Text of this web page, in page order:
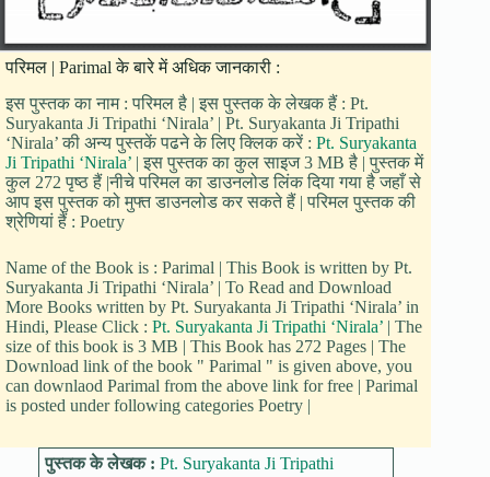
परिमल | Parimal के बारे में अधिक जानकारी :
इस पुस्तक का नाम : परिमल है | इस पुस्तक के लेखक हैं : Pt.
Suryakanta Ji Tripathi ‘Nirala’ | Pt. Suryakanta Ji Tripathi
‘Nirala’ की अन्य पुस्तकें पढने के लिए क्लिक करें : Pt. Suryakanta
Ji Tripathi ‘Nirala’ | इस पुस्तक का कुल साइज 3 MB है | पुस्तक में
कुल 272 पृष्ठ हैं |नीचे परिमल का डाउनलोड लिंक दिया गया है जहाँ से
आप इस पुस्तक को मुफ्त डाउनलोड कर सकते हैं | परिमल पुस्तक की
श्रेणियां हैं : Poetry
Name of the Book is : Parimal | This Book is written by Pt.
Suryakanta Ji Tripathi ‘Nirala’ | To Read and Download
More Books written by Pt. Suryakanta Ji Tripathi ‘Nirala’ in
Hindi, Please Click : Pt. Suryakanta Ji Tripathi ‘Nirala’ | The
size of this book is 3 MB | This Book has 272 Pages | The
Download link of the book " Parimal " is given above, you
can downlaod Parimal from the above link for free | Parimal
is posted under following categories Poetry |
पुस्तक के लेखक : Pt. Suryakanta Ji Tripathi